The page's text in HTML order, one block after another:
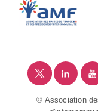
© Association